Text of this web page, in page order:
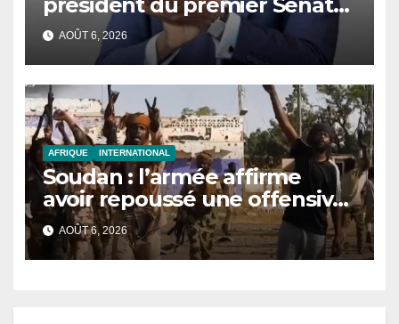
de l’histoire du pays.
AOÛT 6, 2026
AFRIQUE INTERNATIONAL
Soudan : l’armée affirme
avoir repoussé une offensive
des FSR au Darfour
occidental
AOÛT 6, 2026